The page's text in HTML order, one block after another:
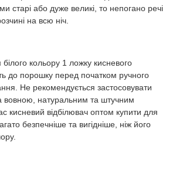
старі або дуже великі, то непогано речі
на всю ніч.
кольору 1 ложку кисневого
до порошку перед початком ручного
Не рекомендується застосовувати
вовною, натуральним та штучним
кисневий відбілювач оптом купити для
безпечніше та вигідніше, ніж його